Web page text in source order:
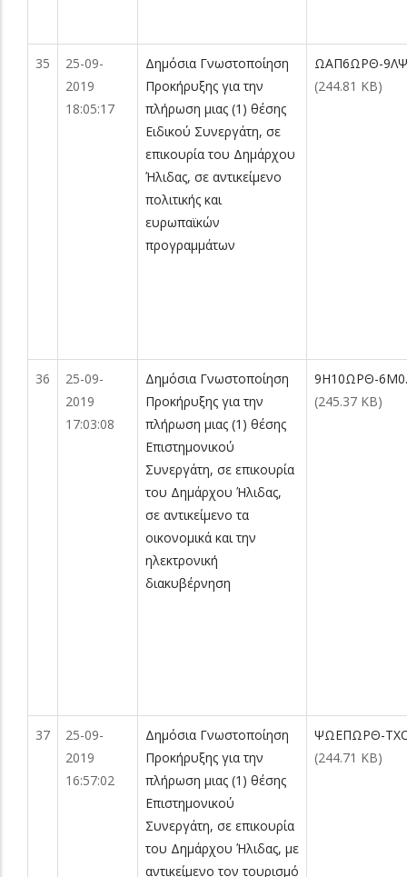
35
25-09-
2019
18:05:17
Δημόσια Γνωστοποίηση
Προκήρυξης για την
πλήρωση μιας (1) θέσης
Ειδικού Συνεργάτη, σε
επικουρία του Δημάρχου
Ήλιδας, σε αντικείμενο
πολιτικής και
ευρωπαϊκών
προγραμμάτων
ΩΑΠ6ΩΡΘ-
(244.81 KB)
36
25-09-
2019
17:03:08
Δημόσια Γνωστοποίηση
Προκήρυξης για την
πλήρωση μιας (1) θέσης
Επιστημονικού
Συνεργάτη, σε επικουρία
του Δημάρχου Ήλιδας,
σε αντικείμενο τα
οικονομικά και την
ηλεκτρονική
διακυβέρνηση
9Η10ΩΡΘ-
(245.37 KB)
37
25-09-
2019
16:57:02
Δημόσια Γνωστοποίηση
Προκήρυξης για την
πλήρωση μιας (1) θέσης
Επιστημονικού
Συνεργάτη, σε επικουρία
του Δημάρχου Ήλιδας, με
αντικείμενο τον τουρισμό
ΨΩΕΠΩΡΘ-
(244.71 KB)